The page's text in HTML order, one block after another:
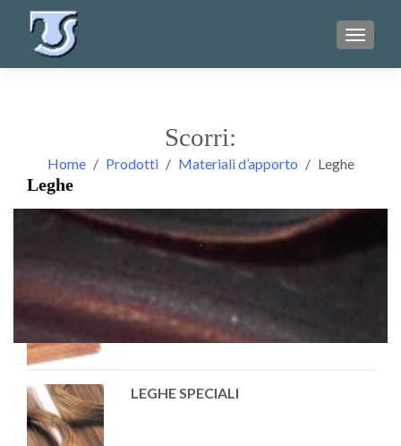
Scorri:
Home Prodotti Materiali d’apporto Leghe
Leghe
.
LEGHE ARGENTO PER BRASATURA
SENZA CADMIO
LEGHE SPECIALI